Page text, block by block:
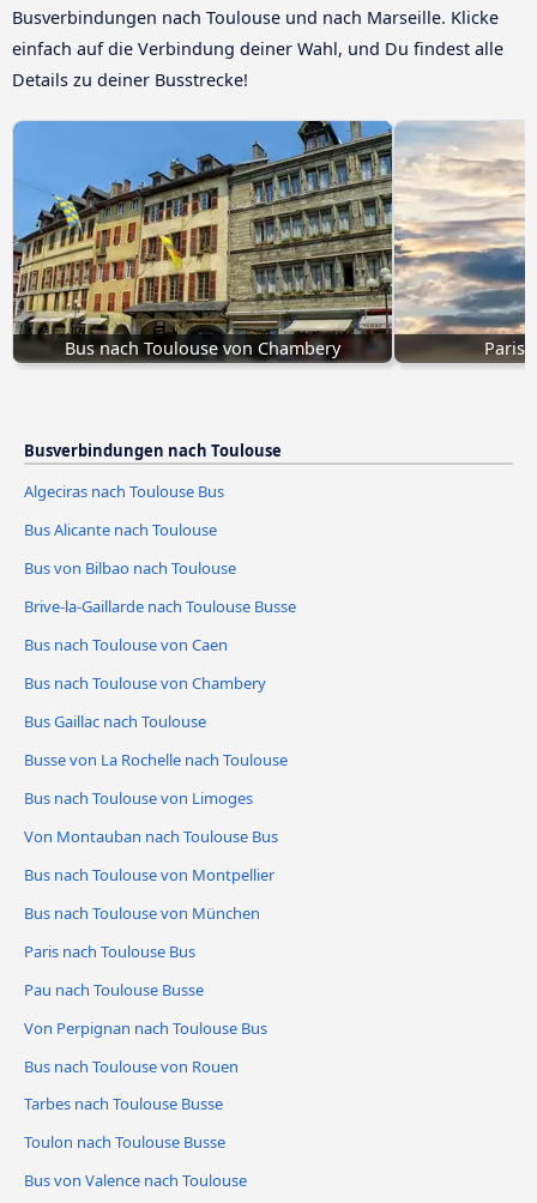
Busverbindungen nach Toulouse und nach Marseille. Klicke
einfach auf die Verbindung deiner Wahl, und Du findest alle
Details zu deiner Busstrecke!
Bus nach Toulouse von Chambery Paris
Busverbindungen nach Toulouse
Algeciras nach Toulouse Bus
Bus Alicante nach Toulouse
Bus von Bilbao nach Toulouse
Brive-la-Gaillarde nach Toulouse Busse
Bus nach Toulouse von Caen
Bus nach Toulouse von Chambery
Bus Gaillac nach Toulouse
Busse von La Rochelle nach Toulouse
Bus nach Toulouse von Limoges
Von Montauban nach Toulouse Bus
Bus nach Toulouse von Montpellier
Bus nach Toulouse von München
Paris nach Toulouse Bus
Pau nach Toulouse Busse
Von Perpignan nach Toulouse Bus
Bus nach Toulouse von Rouen
Tarbes nach Toulouse Busse
Toulon nach Toulouse Busse
Bus von Valence nach Toulouse